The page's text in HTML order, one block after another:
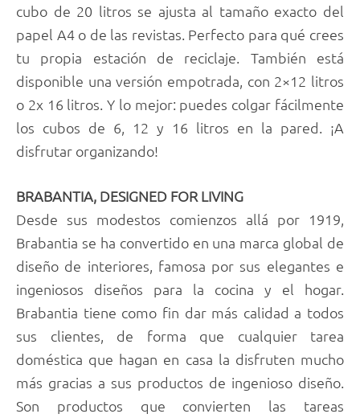
cubo de 20 litros se ajusta al tamaño exacto del
papel A4 o de las revistas. Perfecto para qué crees
tu propia estación de reciclaje. También está
disponible una versión empotrada, con 2×12 litros
o 2x 16 litros. Y lo mejor: puedes colgar fácilmente
los cubos de 6, 12 y 16 litros en la pared. ¡A
disfrutar organizando!
BRABANTIA, DESIGNED FOR LIVING
Desde sus modestos comienzos allá por 1919,
Brabantia se ha convertido en una marca global de
diseño de interiores, famosa por sus elegantes e
ingeniosos diseños para la cocina y el hogar.
Brabantia tiene como fin dar más calidad a todos
sus clientes, de forma que cualquier tarea
doméstica que hagan en casa la disfruten mucho
más gracias a sus productos de ingenioso diseño.
Son productos que convierten las tareas